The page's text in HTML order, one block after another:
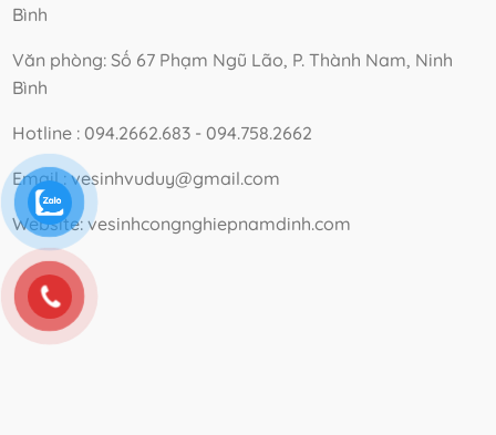
Bình
Văn phòng: Số 67 Phạm Ngũ Lão, P. Thành Nam, Ninh
Bình
Hotline : 094.2662.683 - 094.758.2662
Email : vesinhvuduy@gmail.com
Website: vesinhcongnghiepnamdinh.com